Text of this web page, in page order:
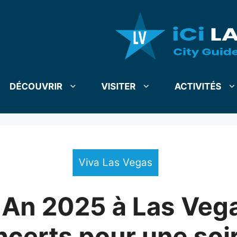
DÉCOUVRIR VISITER ACTIVITÉS
Viva Las Vegas
2025 à Las